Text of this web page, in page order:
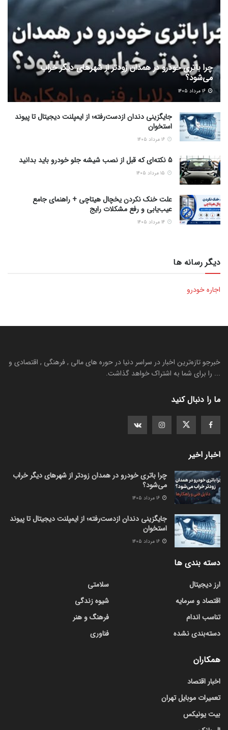
چرا باتری خودرو در همدان زودتر از شهرهای دیگر خراب
می‌شود؟
۱۶ مرداد ۱۴۰۵
جایگزینی دندان ازدست‌رفته؛ از ایمپلنت دیجیتال تا پیوند
استخوان
5 نکته‌ای که قبل از نصب شیشه جلو خودرو باید بدانید
علت خنک نکردن یخچال هیتاچی + راهنمای جامع
عیب‌یابی و رفع مشکلات رایج
دیگر رسانه ها
اجاره خودرو
خبرجو تازه‌ترین اخبار در سراسر دنیا در حوره های مالی , فرهنگی , اقتصادی و
... را برای شما به اشتراک خواهد گذاشت.
ما را دنبال کنید
اخبار اخیر
چرا باتری خودرو در همدان زودتر از شهرهای دیگر خراب
می‌شود؟
جایگزینی دندان ازدست‌رفته؛ از ایمپلنت دیجیتال تا پیوند
استخوان
دسته بندی ها
ارز دیجیتال
اقتصاد و سرمایه
تناسب اندام
دسته‌بندی نشده
سلامتی
شیوه زندگی
فرهنگ و هنر
فناوری
همکاران
اخبار اقتصاد
تعمیرات موبایل تهران
بیت یونیکس